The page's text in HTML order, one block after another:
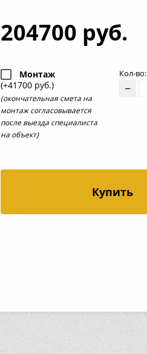
204700 руб.
Монтаж
(+41700 руб.)
(окончательная смета на
монтаж согласовывается
после выезда специалиста
на объект)
Кол-во:
−
Купить